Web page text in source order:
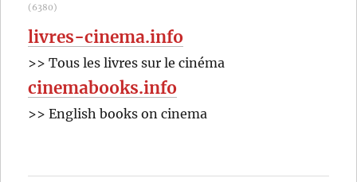
(6380)
livres-cinema.info
>> Tous les livres sur le cinéma
cinemabooks.info
>> English books on cinema